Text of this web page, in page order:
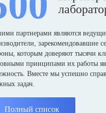
партнерами являются
зарекомендовавшие
которым доверяют тысячи
принципами их работы
Вместе мы успешно
задач.
Полный список